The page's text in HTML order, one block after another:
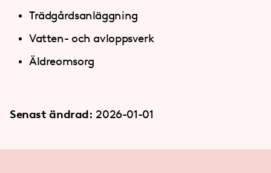
Trädgårdsanläggning
Vatten- och avloppsverk
Äldreomsorg
Senast ändrad: 2026-01-01